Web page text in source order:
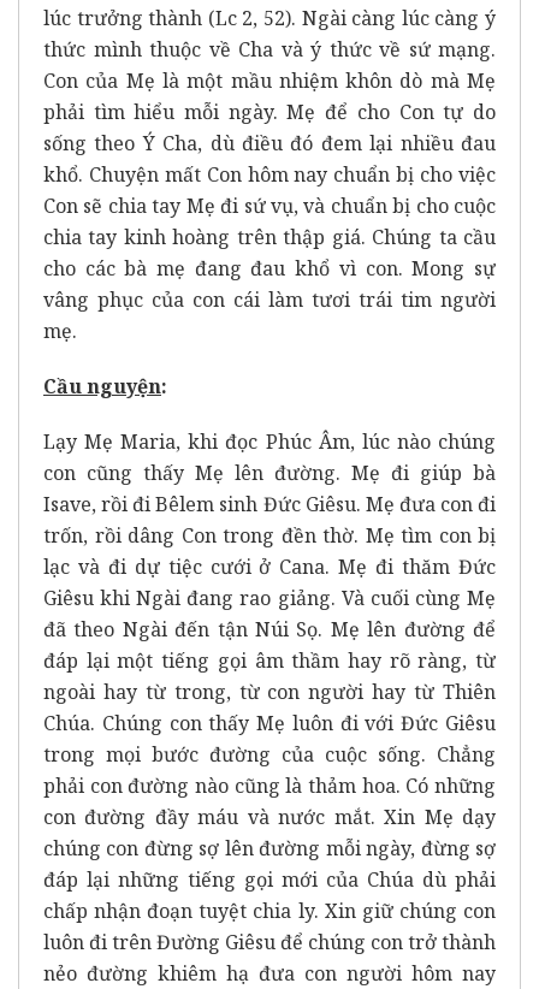
lúc trưởng thành (Lc 2, 52). Ngài càng lúc càng ý
thức mình thuộc về Cha và ý thức về sứ mạng.
Con của Mẹ là một mầu nhiệm khôn dò mà Mẹ
phải tìm hiểu mỗi ngày. Mẹ để cho Con tự do
sống theo Ý Cha, dù điều đó đem lại nhiều đau
khổ. Chuyện mất Con hôm nay chuẩn bị cho việc
Con sẽ chia tay Mẹ đi sứ vụ, và chuẩn bị cho cuộc
chia tay kinh hoàng trên thập giá. Chúng ta cầu
cho các bà mẹ đang đau khổ vì con. Mong sự
vâng phục của con cái làm tươi trái tim người
mẹ.
Cầu nguyện:
Lạy Mẹ Maria, khi đọc Phúc Âm, lúc nào chúng
con cũng thấy Mẹ lên đường. Mẹ đi giúp bà
Isave, rồi đi Bêlem sinh Đức Giêsu. Mẹ đưa con đi
trốn, rồi dâng Con trong đền thờ. Mẹ tìm con bị
lạc và đi dự tiệc cưới ở Cana. Mẹ đi thăm Đức
Giêsu khi Ngài đang rao giảng. Và cuối cùng Mẹ
đã theo Ngài đến tận Núi Sọ. Mẹ lên đường để
đáp lại một tiếng gọi âm thầm hay rõ ràng, từ
ngoài hay từ trong, từ con người hay từ Thiên
Chúa. Chúng con thấy Mẹ luôn đi với Đức Giêsu
trong mọi bước đường của cuộc sống. Chẳng
phải con đường nào cũng là thảm hoa. Có những
con đường đầy máu và nước mắt. Xin Mẹ dạy
chúng con đừng sợ lên đường mỗi ngày, đừng sợ
đáp lại những tiếng gọi mới của Chúa dù phải
chấp nhận đoạn tuyệt chia ly. Xin giữ chúng con
luôn đi trên Đường Giêsu để chúng con trở thành
nẻo đường khiêm hạ đưa con người hôm nay